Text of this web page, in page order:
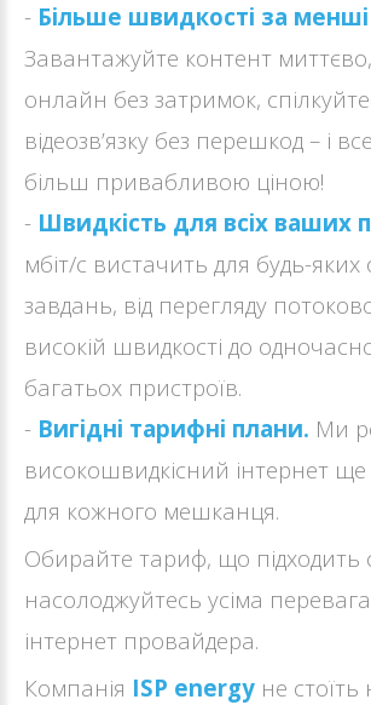
- Більше швидкості за
Завантажуйте контент
онлайн без затримок,
відеозв’язку без перешкод – і
більш привабливою ціною!
- Швидкість для всіх ваших
мбіт/с вистачить для будь-
завдань, від перегляду
високій швидкості до
багатьох пристроїв.
- Вигідні тарифні плани. Ми
високошвидкісний інтернет
для кожного мешканця.
Обирайте тариф, що підходить
насолоджуйтесь усіма
інтернет провайдера.
Компанія ISP energy не стоїть